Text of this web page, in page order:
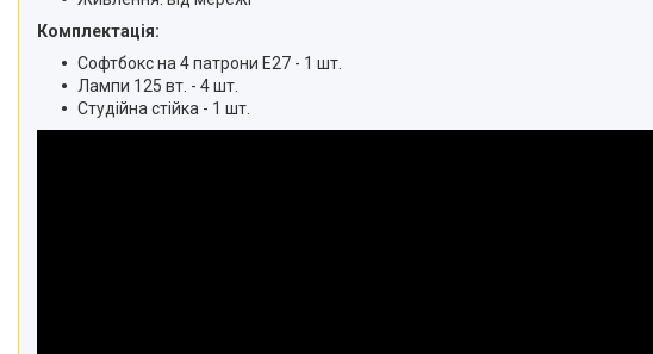
Комплектація:
Софтбокс на 4 патрони E27 - 1 шт.
Лампи 125 вт. - 4 шт.
Студійна стійка - 1 шт.